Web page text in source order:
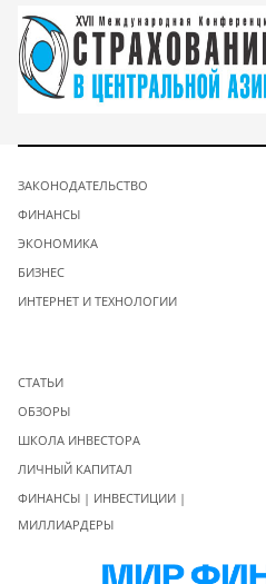
ЗАКОНОДАТЕЛЬСТВО
ФИНАНСЫ
ЭКОНОМИКА
БИЗНЕС
ИНТЕРНЕТ И ТЕХНОЛОГИИ
СТАТЬИ
ОБЗОРЫ
ШКОЛА ИНВЕСТОРА
ЛИЧНЫЙ КАПИТАЛ
ФИНАНСЫ | ИНВЕСТИЦИИ |
МИЛЛИАРДЕРЫ